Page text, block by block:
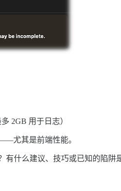
2GB 用于日志）
尤其是前端性能。
有什么建议、技巧或已知的陷阱